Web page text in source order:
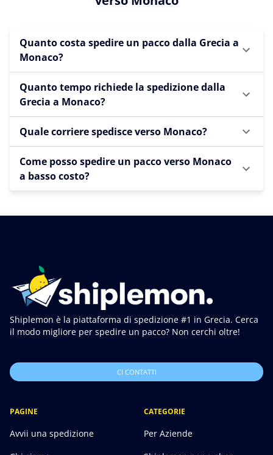
Quanto costa spedire un pacco dalla Grecia a
Monaco?
Quanto tempo richiede la spedizione dalla
Grecia a Monaco?
Quale corriere spedisce verso Monaco?
Come posso spedire un pacco verso Monaco
a basso costo?
Shiplemon è la piattaforma di spedizione #1 in Grecia. Cerca
il modo migliore per spedire un pacco? Non cerchi oltre!
CI CONTATTI
PAGINE
Avvii una spedizione
CATEGORIE
Per Aziende